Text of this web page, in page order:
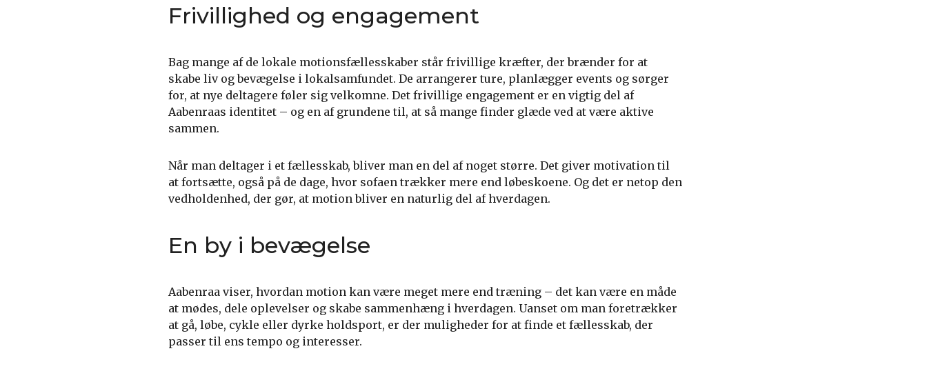
Frivillighed og engagement
Bag mange af de lokale motionsfællesskaber står frivillige kræfter, der brænder for at
skabe liv og bevægelse i lokalsamfundet. De arrangerer ture, planlægger events og sørger
for, at nye deltagere føler sig velkomne. Det frivillige engagement er en vigtig del af
Aabenraas identitet – og en af grundene til, at så mange finder glæde ved at være aktive
sammen.
Når man deltager i et fællesskab, bliver man en del af noget større. Det giver motivation til
at fortsætte, også på de dage, hvor sofaen trækker mere end løbeskoene. Og det er netop den
vedholdenhed, der gør, at motion bliver en naturlig del af hverdagen.
En by i bevægelse
Aabenraa viser, hvordan motion kan være meget mere end træning – det kan være en måde
at mødes, dele oplevelser og skabe sammenhæng i hverdagen. Uanset om man foretrækker
at gå, løbe, cykle eller dyrke holdsport, er der muligheder for at finde et fællesskab, der
passer til ens tempo og interesser.